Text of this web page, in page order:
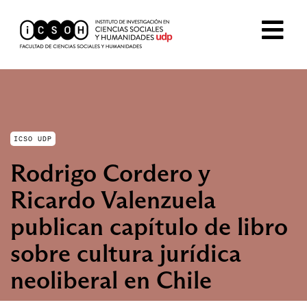
ICSO UDP
Rodrigo Cordero y
Ricardo Valenzuela
publican capítulo de libro
sobre cultura jurídica
neoliberal en Chile